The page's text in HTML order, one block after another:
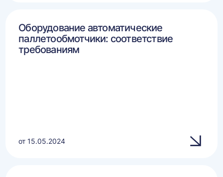
Оборудование автоматические
паллетообмотчики: соответствие
требованиям
от 15.05.2024